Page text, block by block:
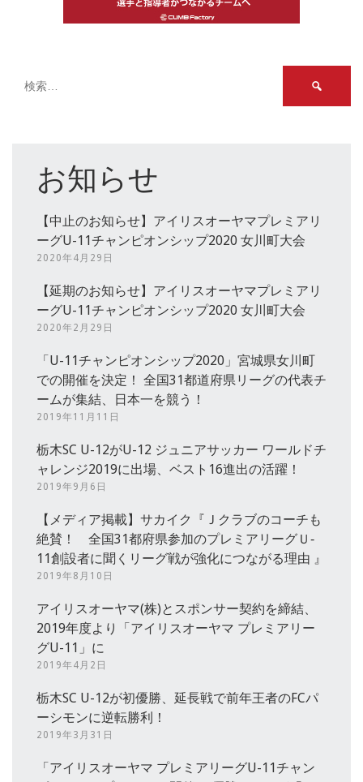
お知らせ
【中止のお知らせ】アイリスオーヤマプレミアリ
ーグU-11チャンピオンシップ2020 女川町大会
2020年4月29日
【延期のお知らせ】アイリスオーヤマプレミアリ
ーグU-11チャンピオンシップ2020 女川町大会
2020年2月29日
「U-11チャンピオンシップ2020」宮城県女川町
での開催を決定！ 全国31都道府県リーグの代表チ
ームが集結、日本一を競う！
2019年11月11日
栃木SC U-12がU-12 ジュニアサッカー ワールドチ
ャレンジ2019に出場、ベスト16進出の活躍！
2019年9月6日
【メディア掲載】サカイク『Ｊクラブのコーチも
絶賛！ 全国31都府県参加のプレミアリーグＵ‐
11創設者に聞くリーグ戦が強化につながる理由 』
2019年8月10日
アイリスオーヤマ(株)とスポンサー契約を締結、
2019年度より「アイリスオーヤマ プレミアリー
グU-11」に
2019年4月2日
栃木SC U-12が初優勝、延長戦で前年王者のFCパ
ーシモンに逆転勝利！
2019年3月31日
「アイリスオーヤマ プレミアリーグU-11チャン